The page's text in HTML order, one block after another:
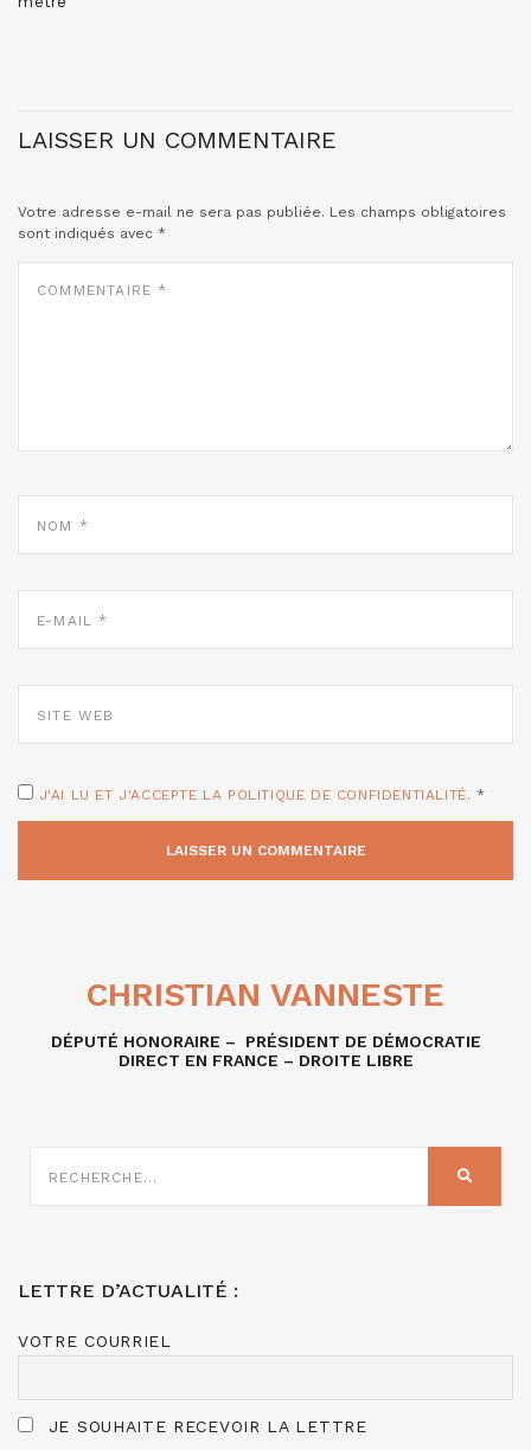
LAISSER UN COMMENTAIRE
Votre adresse e-mail ne sera pas publiée. Les champs obligatoires
sont indiqués avec *
MAIL
WEB
J'AI LU ET J'ACCEPTE LA POLITIQUE DE CONFIDENTIALITÉ. *
CHRISTIAN VANNESTE
DÉPUTÉ HONORAIRE – PRÉSIDENT DE DÉMOCRATIE
DIRECT EN FRANCE – DROITE LIBRE
SUR
LETTRE D’ACTUALITÉ :
VOTRE COURRIEL
JE SOUHAITE RECEVOIR LA LETTRE